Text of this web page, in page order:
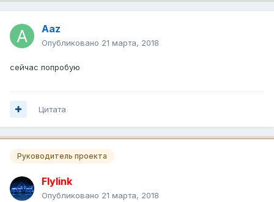
Aaz
Опубликовано 21 марта, 2018
сейчас попробую
Цитата
Руководитель проекта
Flylink
Опубликовано 21 марта, 2018